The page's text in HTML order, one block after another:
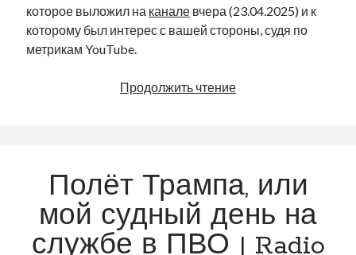
которое выложил на канале вчера (23.04.2025) и к
которому был интерес с вашей стороны, судя по
метрикам YouTube.
Продолжить чтениеИнтервью
Radio
Narva
|
365
Полёт Трампа, или
мой судный день на
службе в ПВО | Radio